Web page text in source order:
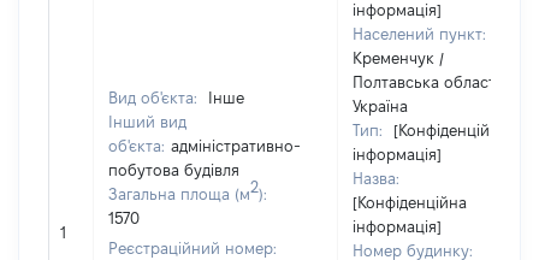
1
Вид об'єкта:
Інше
Інший вид
об'єкта: адміністративно-
побутова будівля
Загальна площа (м2):
1570
Реєстраційний номер:
інформація]
Населений пункт:
Кременчук /
Полтавська область /
Україна
Тип:
[Конфіденційна
інформація]
Назва:
[Конфіденційна
інформація]
Номер будинку: